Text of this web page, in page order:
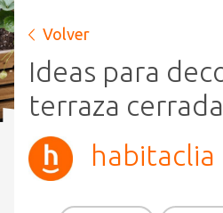
Volver
Ideas para
terraza
habitaclia